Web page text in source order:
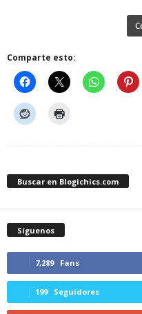
Comparte esto:
Buscar en Blogichics.com
Síguenos
7,289 Fans
199 Seguidores